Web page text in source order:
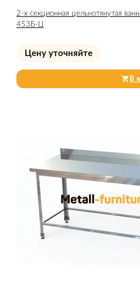
2-х секционная цельнотянутая
453Б-Ц
Цену уточняйте
В